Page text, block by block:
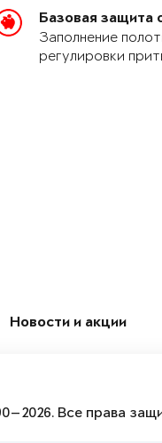
Базовая защита
Заполнение
регулировки
Новости и акции
Все права